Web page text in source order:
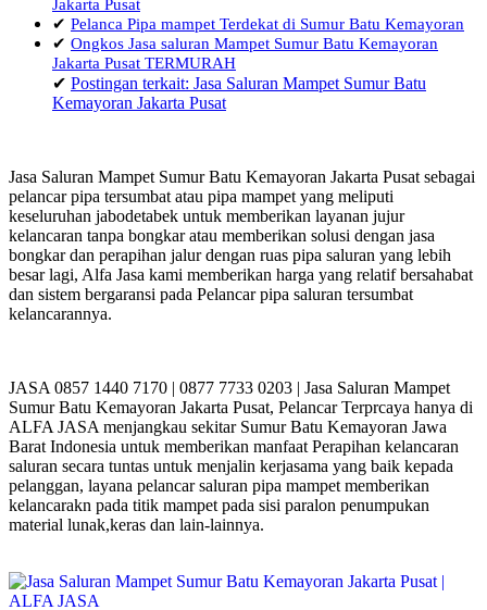
Jakarta Pusat
✔ Pelanca Pipa mampet Terdekat di Sumur Batu Kemayoran
✔ Ongkos Jasa saluran Mampet Sumur Batu Kemayoran
Jakarta Pusat TERMURAH
✔ Postingan terkait: Jasa Saluran Mampet Sumur Batu
Kemayoran Jakarta Pusat
Jasa Saluran Mampet Sumur Batu Kemayoran Jakarta Pusat sebagai
pelancar pipa tersumbat atau pipa mampet yang meliputi
keseluruhan jabodetabek untuk memberikan layanan jujur
kelancaran tanpa bongkar atau memberikan solusi dengan jasa
bongkar dan perapihan jalur dengan ruas pipa saluran yang lebih
besar lagi, Alfa Jasa kami memberikan harga yang relatif bersahabat
dan sistem bergaransi pada Pelancar pipa saluran tersumbat
kelancarannya.
JASA 0857 1440 7170 | 0877 7733 0203 | Jasa Saluran Mampet
Sumur Batu Kemayoran Jakarta Pusat, Pelancar Terprcaya hanya di
ALFA JASA menjangkau sekitar Sumur Batu Kemayoran Jawa
Barat Indonesia untuk memberikan manfaat Perapihan kelancaran
saluran secara tuntas untuk menjalin kerjasama yang baik kepada
pelanggan, layana pelancar saluran pipa mampet memberikan
kelancarakn pada titik mampet pada sisi paralon penumpukan
material lunak,keras dan lain-lainnya.